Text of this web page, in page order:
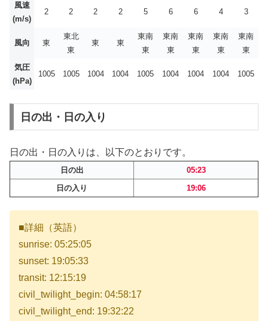
風速
(m/s)
2 2 2 2 5 6 6 4 3
風向 東
東北
東
東 東
東南
東
東南
東
東南
東
東南
東
東南
東
気圧
(hPa)
1005 1005 1004 1004 1005 1004 1004 1004 1005
日の出・日の入り
日の出・日の入りは、以下のとおりです。
日の出
05:23
日の入り
19:06
■詳細（英語）
sunrise: 05:25:05
sunset: 19:05:33
transit: 12:15:19
civil_twilight_begin: 04:58:17
civil_twilight_end: 19:32:22